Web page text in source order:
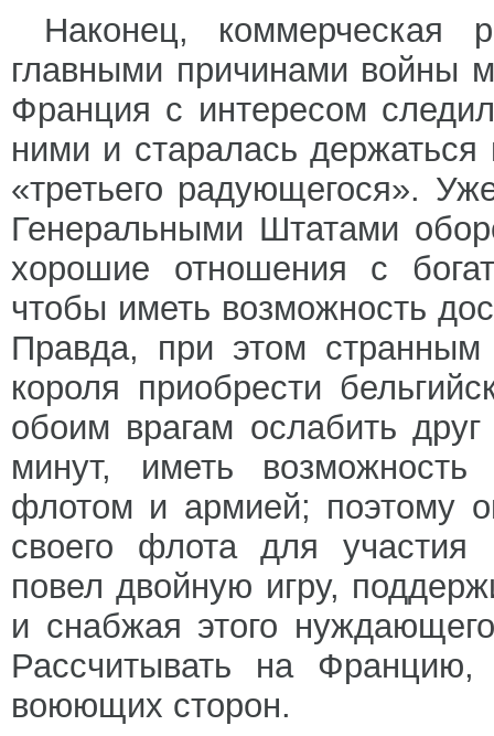
Наконец,
главными причинами войны
Франция с интересом
ними и старалась
«третьего радующегося».
Генеральными Штатами
хорошие отношения с
чтобы иметь возможность
Правда, при этом странным
короля приобрести
обоим врагам ослабить
минут, иметь
флотом и армией; поэтому
своего флота для участия
повел двойную игру,
и снабжая этого
Рассчитывать на
воюющих сторон.